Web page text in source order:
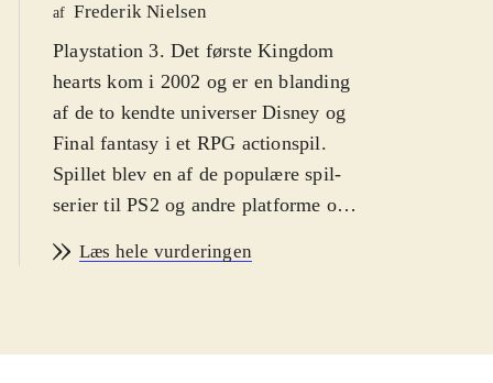
af Frederik Nielsen
Playstation 3. Det første Kingdom
hearts kom i 2002 og er en blanding
af de to kendte universer Disney og
Final fantasy i et RPG actionspil.
Spillet blev en af de populære spil-
serier til PS2 og andre platforme og i
syv spil og det er oplagt, at de første
en PEGI: 12 og ikoner for vold.
Læs hele vurderingen